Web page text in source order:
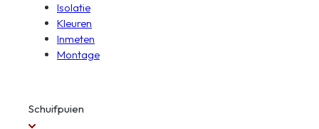
Isolatie
Kleuren
Inmeten
Montage
Schuifpuien